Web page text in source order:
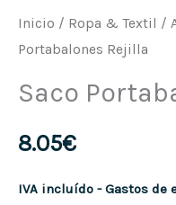
Inicio / Ropa & Textil /
Portabalones Rejilla
Saco
8.05€
IVA incluído - Gastos de